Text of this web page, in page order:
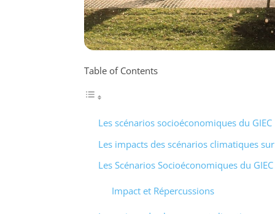
Table of Contents
Les scénarios socioéconomiques du GIEC
Les impacts des scénarios climatiques
Les Scénarios Socioéconomiques du GIEC
Impact et Répercussions